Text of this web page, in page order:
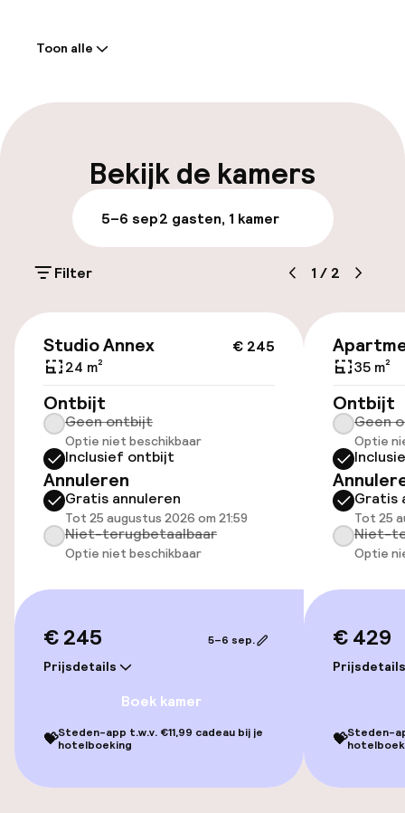
Meertalige medewerkers
Parkeren & mobiliteit
Parkeergelegenheid op eigen terrein
(buiten)
Parkeergelegenheid op eigen terrein
(binnen)
Openbaar parkeren
Luchthavenshuttle
Transferservice
Fietsverhuur
Overal rolstoeltoegankelijk
Voor toegankelijkheid
geoptimaliseerde kamers beschikbaar
Toon alle
Bekijk de kamers
5–6 sep2 gasten, 1 kamer
Filter 1 / 2
€ 245
Studio Annex
24 m²
Ontbijt
Geen ontbijt
Optie niet beschikbaar
Inclusief ontbijt
Annuleren
Gratis annuleren
Tot 25 augustus 2026 om 21:59
Niet-terugbetaalbaar
Optie niet beschikbaar
€ 245
Prijsdetails
5–6 sep.
Boek kamer
💝Steden-app t.w.v. €11,99 cadeau bij je
hotelboeking
35 m²
Ontbijt
Geen
Optie
Gratis
Tot 25
Niet-
Optie
€ 429
Prijsdetails
💝Steden-